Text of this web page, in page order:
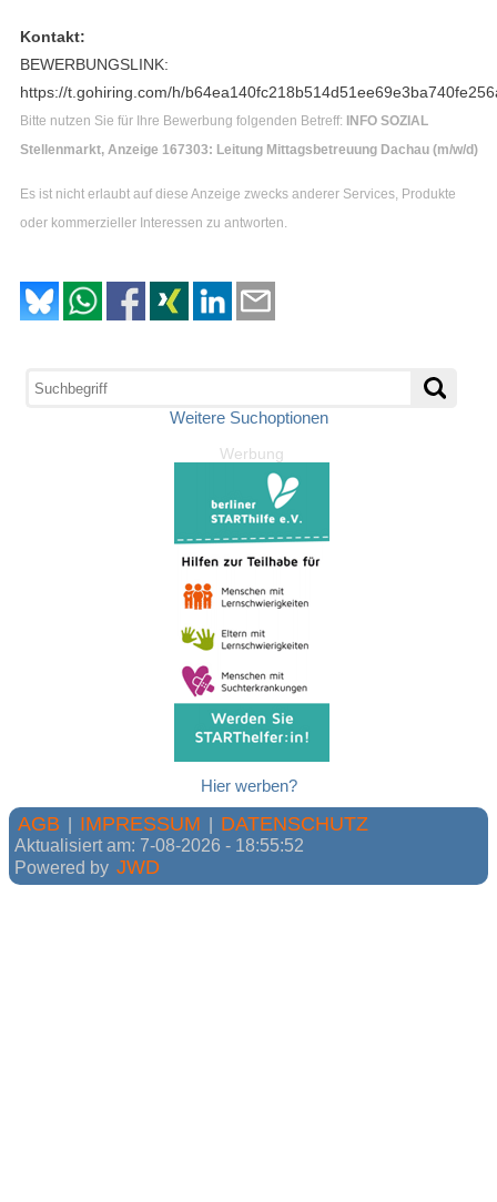
Kontakt:
BEWERBUNGSLINK:
https://t.gohiring.com/h/
Bitte nutzen Sie für Ihre Bewerbung folgenden Betreff:
INFO SOZIAL
Stellenmarkt, Anzeige 167303: Leitung Mittagsbetreuung Dachau (m/w/d)
Es ist nicht erlaubt auf diese Anzeige zwecks anderer Services, Produkte
oder kommerzieller Interessen zu antworten.
Weitere Suchoptionen
Werbung
Hier werben?
AGB IMPRESSUM DATENSCHUTZ
Aktualisiert am: 7-08-2026 - 18:55:52
Powered by JWD